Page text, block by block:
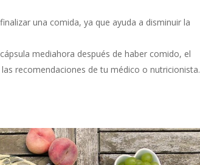
una comida, ya que ayuda a disminuir la
mediahora después de haber comido, el
recomendaciones de tu médico o nutricionista.